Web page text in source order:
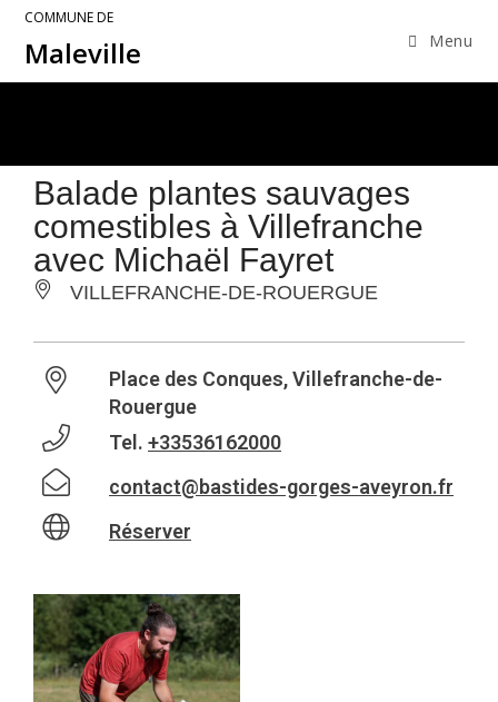
COMMUNE DE
Maleville Menu
Balade plantes sauvages
comestibles à Villefranche
avec Michaël Fayret
VILLEFRANCHE-DE-ROUERGUE
Place des Conques, Villefranche-de-
Rouergue
Tel. +33536162000
contact@bastides-gorges-aveyron.fr
Réserver